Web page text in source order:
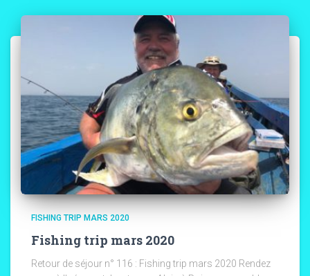
FISHING TRIP MARS 2020
Fishing trip mars 2020
Retour de séjour n° 116 : Fishing trip mars 2020 Rendez